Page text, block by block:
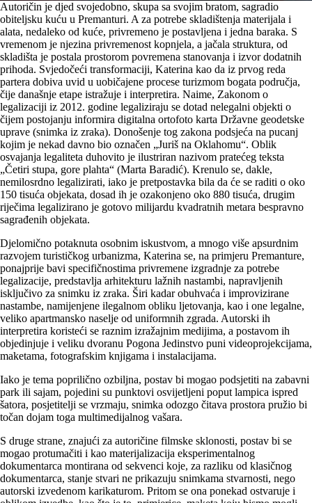
Autoričin je djed svojedobno, skupa sa svojim bratom, sagradio
obiteljsku kuću u Premanturi. A za potrebe skladištenja materijala i
alata, nedaleko od kuće, privremeno je postavljena i jedna baraka. S
vremenom je njezina privremenost kopnjela, a jačala struktura, od
skladišta je postala prostorom povremena stanovanja i izvor dodatnih
prihoda. Svjedočeći transformaciji, Katerina kao da iz prvog reda
partera dobiva uvid u uobičajene procese turizmom bogata područja,
čije današnje etape istražuje i interpretira. Naime, Zakonom o
legalizaciji iz 2012. godine legaliziraju se dotad nelegalni objekti o
čijem postojanju informira digitalna ortofoto karta Državne geodetske
uprave (snimka iz zraka). Donošenje tog zakona podsjeća na pucanj
kojim je nekad davno bio označen „Juriš na Oklahomu“. Oblik
osvajanja legaliteta duhovito je ilustriran nazivom pratećeg teksta
„Četiri stupa, gore plahta“ (Marta Baradić). Krenulo se, dakle,
nemilosrdno legalizirati, iako je pretpostavka bila da će se raditi o oko
150 tisuća objekata, dosad ih je ozakonjeno oko 880 tisuća, drugim
riječima legalizirano je gotovo milijardu kvadratnih metara bespravno
sagrađenih objekata.
Djelomično potaknuta osobnim iskustvom, a mnogo više apsurdnim
razvojem turističkog urbanizma, Katerina se, na primjeru Premanture,
ponajprije bavi specifičnostima privremene izgradnje za potrebe
legalizacije, predstavlja arhitekturu lažnih nastambi, napravljenih
isključivo za snimku iz zraka. Širi kadar obuhvaća i improvizirane
nastambe, namijenjene ilegalnom obliku ljetovanja, kao i one legalne,
veliko apartmansko naselje od uniformnih zgrada. Autorski ih
interpretira koristeći se raznim izražajnim medijima, a postavom ih
objedinjuje i veliku dvoranu Pogona Jedinstvo puni videoprojekcijama,
maketama, fotografskim knjigama i instalacijama.
Iako je tema poprilično ozbiljna, postav bi mogao podsjetiti na zabavni
park ili sajam, pojedini su punktovi osvijetljeni poput lampica ispred
šatora, posjetitelji se vrzmaju, snimka odozgo čitava prostora pružio bi
točan dojam toga multimedijalnog vašara.
S druge strane, znajući za autoričine filmske sklonosti, postav bi se
mogao protumačiti i kao materijalizacija eksperimentalnog
dokumentarca montirana od sekvenci koje, za razliku od klasičnog
dokumentarca, stanje stvari ne prikazuju snimkama stvarnosti, nego
autorski izvedenom karikaturom. Pritom se ona ponekad ostvaruje i